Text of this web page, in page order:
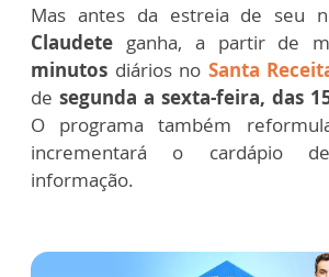
Mas antes da estreia de seu
Claudete ganha, a partir de
minutos diários no Santa
de segunda a sexta-feira, das
O programa também
incrementará o cardápio
informação.